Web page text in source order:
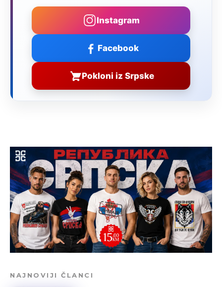
Instagram
Facebook
Pokloni iz Srpske
NAJNOVIJI ČLANCI